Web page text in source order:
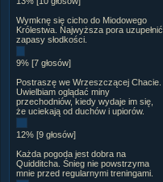
Wymknę się cicho do Miodowego
Królestwa. Najwyższa pora uzupełnić
zapasy słodkości.
9% [7 głosów]
Postraszę we Wrzeszczącej Chacie.
Uwielbiam oglądać miny
przechodniów, kiedy wydaje im się,
że uciekają od duchów i upiorów.
12% [9 głosów]
Każda pogoda jest dobra na
Quidditcha. Śnieg nie powstrzyma
mnie przed regularnymi treningami.